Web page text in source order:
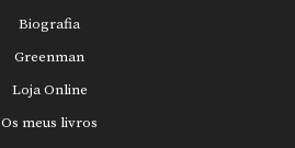
Biografia
Greenman
Loja Online
Os meus livros